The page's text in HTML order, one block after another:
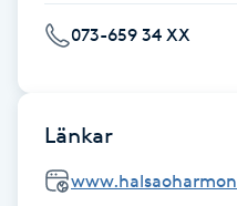
Gruppträning
073-659 34 XX
Länkar